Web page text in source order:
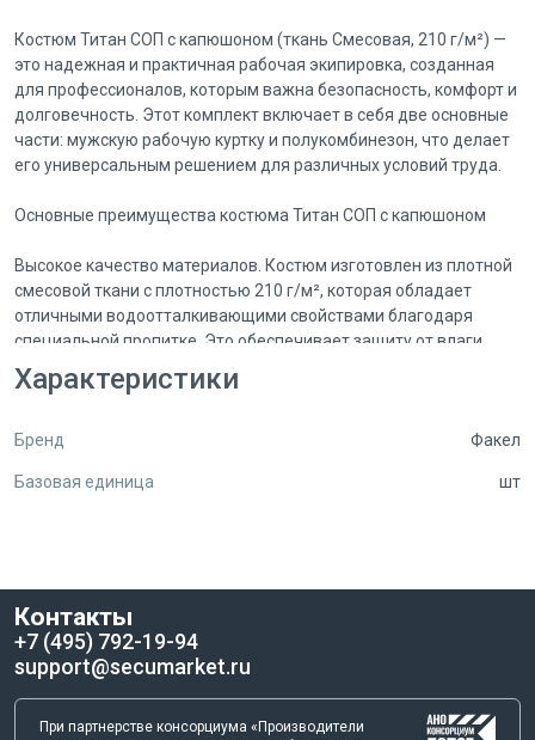
Костюм Титан СОП с капюшоном (ткань Смесовая, 210 г/м²) —
это надежная и практичная рабочая экипировка, созданная
для профессионалов, которым важна безопасность, комфорт и
долговечность. Этот комплект включает в себя две основные
части: мужскую рабочую куртку и полукомбинезон, что делает
его универсальным решением для различных условий труда.
Основные преимущества костюма Титан СОП с капюшоном
Высокое качество материалов. Костюм изготовлен из плотной
смесовой ткани с плотностью 210 г/м², которая обладает
отличными водоотталкивающими свойствами благодаря
специальной пропитке. Это обеспечивает защиту от влаги,
пыли и грязи, что особенно важно при работе на открытом
воздухе или в условиях повышенной влажности.
Безопасность и видимость. Спецодежда оснащена широкими
расположенными на куртке и полукомбинезоне. Такая
Комфорт и функциональность. Укороченная куртка на молнии
легко надевается и снимается, она удобна в использовании и
рассчитана на длительный срок эксплуатации. Съемный
застегивающаяся на кнопки, обеспечивают защиту от осадков
Характеристики
Бренд Факел
Базовая единица шт
Контакты
+7 (495) 792-19-94
support@secumarket.ru
При партнерстве консорциума «Производители